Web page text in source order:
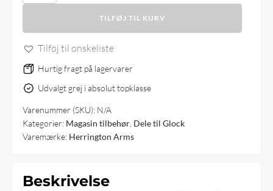
Magwell
Glock
TILFØJ TIL KURV
Tilføj til ønskeliste
Hurtig fragt på lagervarer
Udvalgt grej i absolut topklasse
Varenummer (SKU): N/A
Kategorier: Magasin tilbehør Dele til Glock
Varemærke: Herrington Arms
Beskrivelse